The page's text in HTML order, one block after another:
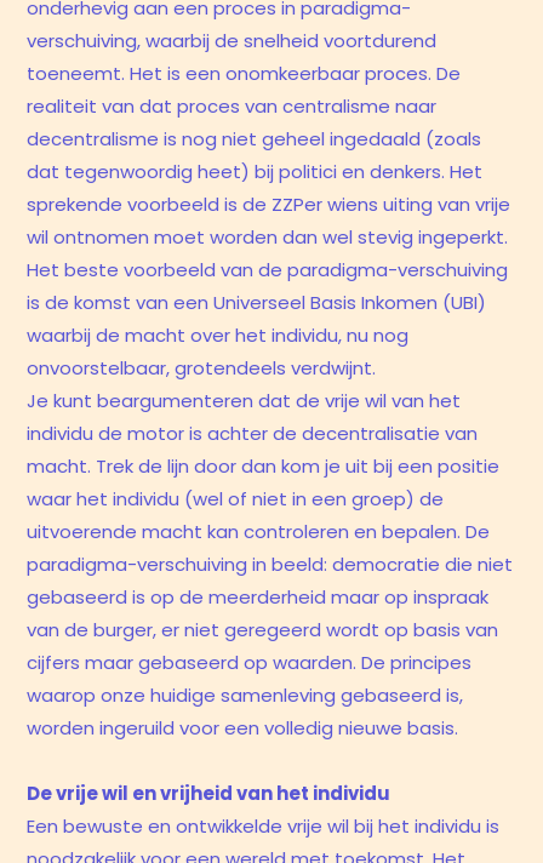
onderhevig aan een proces in paradigma-
verschuiving, waarbij de snelheid voortdurend
toeneemt. Het is een onomkeerbaar proces. De
realiteit van dat proces van centralisme naar
decentralisme is nog niet geheel ingedaald (zoals
dat tegenwoordig heet) bij politici en denkers. Het
sprekende voorbeeld is de ZZPer wiens uiting van vrije
wil ontnomen moet worden dan wel stevig ingeperkt.
Het beste voorbeeld van de paradigma-verschuiving
is de komst van een Universeel Basis Inkomen (UBI)
waarbij de macht over het individu, nu nog
onvoorstelbaar, grotendeels verdwijnt.
Je kunt beargumenteren dat de vrije wil van het
individu de motor is achter de decentralisatie van
macht. Trek de lijn door dan kom je uit bij een positie
waar het individu (wel of niet in een groep) de
uitvoerende macht kan controleren en bepalen. De
paradigma-verschuiving in beeld: democratie die niet
gebaseerd is op de meerderheid maar op inspraak
van de burger, er niet geregeerd wordt op basis van
cijfers maar gebaseerd op waarden. De principes
waarop onze huidige samenleving gebaseerd is,
worden ingeruild voor een volledig nieuwe basis.
De vrije wil en vrijheid van het individu
Een bewuste en ontwikkelde vrije wil bij het individu is